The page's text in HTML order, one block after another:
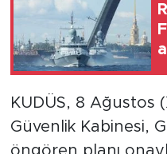
KUDÜS, 8 Ağustos
Güvenlik Kabinesi,
öngören planı
Xinhua Türkiye
Seyahat